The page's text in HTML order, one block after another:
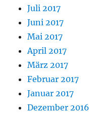
Juli 2017
Juni 2017
Mai 2017
April 2017
März 2017
Februar 2017
Januar 2017
Dezember 2016